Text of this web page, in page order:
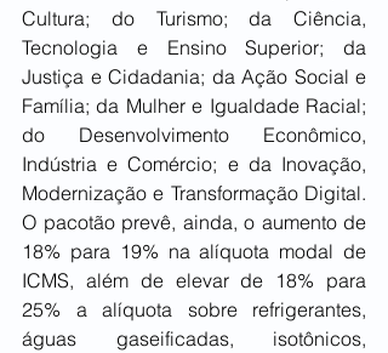
Cultura; do Turismo; da Ciência,
Tecnologia e Ensino Superior; da
Justiça e Cidadania; da Ação Social e
Família; da Mulher e Igualdade Racial;
do Desenvolvimento Econômico,
Indústria e Comércio; e da Inovação,
Modernização e Transformação Digital.
O pacotão prevê, ainda, o aumento de
18% para 19% na alíquota modal de
ICMS, além de elevar de 18% para
25% a alíquota sobre refrigerantes,
águas gaseificadas, isotônicos,